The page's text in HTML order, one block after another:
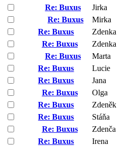
Re: Buxus
Jirka
Re: Buxus
Mirka
Re: Buxus
Zdenka
Re: Buxus
Zdenka
Re: Buxus
Marta
Re: Buxus
Lucie
Re: Buxus
Jana
Re: Buxus
Olga
Re: Buxus
Zdeněk
Re: Buxus
Stáňa
Re: Buxus
Zdenča
Re: Buxus
Irena